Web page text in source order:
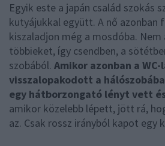
Egyik este a japán család szokás
kutyájukkal együtt. A nő azonban
kiszaladjon még a mosdóba.
többieket, így csendben, a
szobából. Amikor azonban a
visszalopakodott a
egy hátborzongató lényt vett
amikor közelebb lépett, jött rá,
az. Csak rossz irányból kapot egy